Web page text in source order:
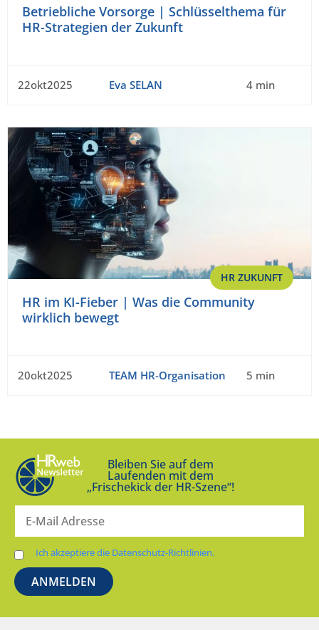
Betriebliche Vorsorge | Schlüsselthema für
HR-Strategien der Zukunft
22okt2025 Eva SELAN 4 min
HR ZUKUNFT
HR im KI-Fieber | Was die Community
wirklich bewegt
20okt2025 TEAM HR-Organisation 5 min
Bleiben Sie auf dem
Laufenden mit dem
„Frischekick der HR-Szene“!
Ich akzeptiere die Datenschutz-Richtlinien.